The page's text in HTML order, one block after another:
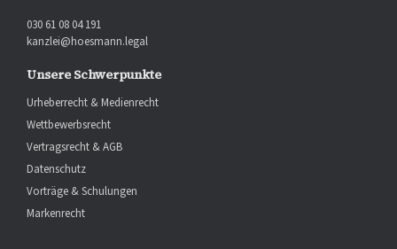
030 61 08 04 191
kanzlei@hoesmann.legal
Unsere Schwerpunkte
Urheberrecht & Medienrecht
Wettbewerbsrecht
Vertragsrecht & AGB
Datenschutz
Vorträge & Schulungen
Markenrecht